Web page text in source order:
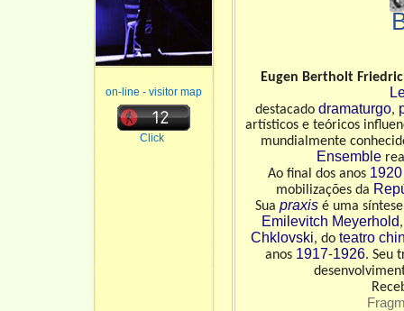
on-line - visitor map
Click
Eugen Bertholt
destacado dramaturgo,
artísticos e teóricos
mundialmente
Ensemble
Ao final dos anos 1920
mobilizações da
Sua praxis é uma
Emilevitch Meyerhold
Chklovski, do teatro
anos 1917-1926. Seu